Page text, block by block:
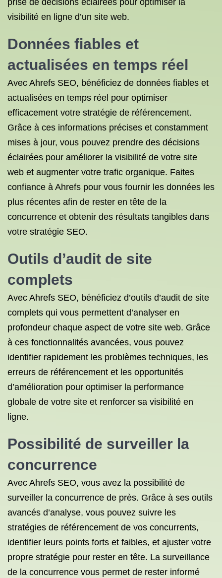
prise de décisions éclairées pour optimiser la
visibilité en ligne d’un site web.
Données fiables et
actualisées en temps réel
Avec Ahrefs SEO, bénéficiez de données fiables et
actualisées en temps réel pour optimiser
efficacement votre stratégie de référencement.
Grâce à ces informations précises et constamment
mises à jour, vous pouvez prendre des décisions
éclairées pour améliorer la visibilité de votre site
web et augmenter votre trafic organique. Faites
confiance à Ahrefs pour vous fournir les données les
plus récentes afin de rester en tête de la
concurrence et obtenir des résultats tangibles dans
votre stratégie SEO.
Outils d’audit de site
complets
Avec Ahrefs SEO, bénéficiez d’outils d’audit de site
complets qui vous permettent d’analyser en
profondeur chaque aspect de votre site web. Grâce
à ces fonctionnalités avancées, vous pouvez
identifier rapidement les problèmes techniques, les
erreurs de référencement et les opportunités
d’amélioration pour optimiser la performance
globale de votre site et renforcer sa visibilité en
ligne.
Possibilité de surveiller la
concurrence
Avec Ahrefs SEO, vous avez la possibilité de
surveiller la concurrence de près. Grâce à ses outils
avancés d’analyse, vous pouvez suivre les
stratégies de référencement de vos concurrents,
identifier leurs points forts et faibles, et ajuster votre
propre stratégie pour rester en tête. La surveillance
de la concurrence vous permet de rester informé